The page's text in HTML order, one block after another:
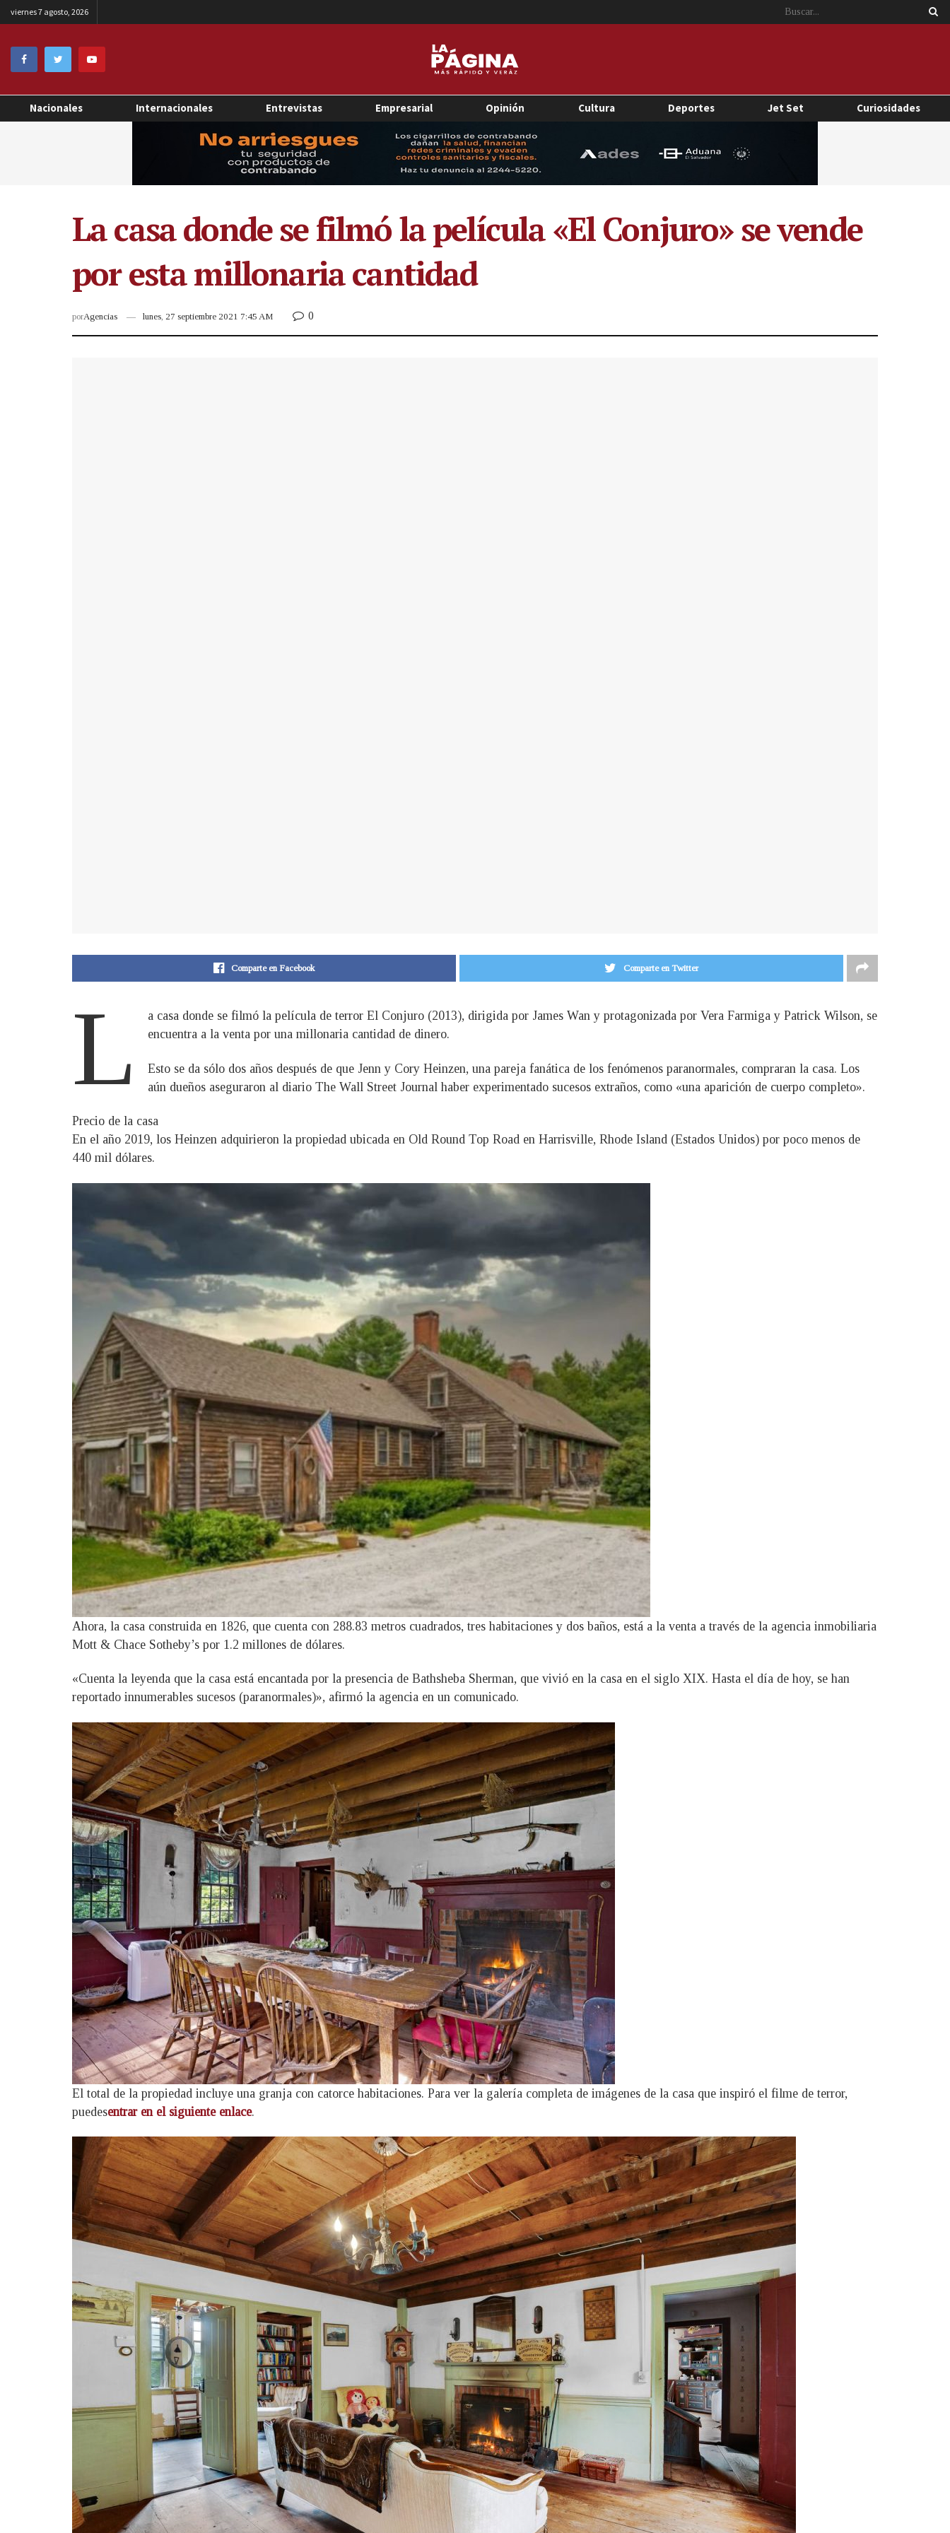
viernes 7 agosto, 2026
Nacionales Internacionales Entrevistas Empresarial Opinión Cultura Deportes Jet Set Curiosidades
La casa donde se filmó la película «El Conjuro» se vende
por esta millonaria cantidad
porAgencias lunes, 27 septiembre 2021 7:45 AM 0
Comparte en Facebook Comparte en Twitter
L
a casa donde se filmó la película de terror El Conjuro (2013), dirigida por James Wan y protagonizada por Vera Farmiga y Patrick Wilson, se
encuentra a la venta por una millonaria cantidad de dinero.
Esto se da sólo dos años después de que Jenn y Cory Heinzen, una pareja fanática de los fenómenos paranormales, compraran la casa. Los
aún dueños aseguraron al diario The Wall Street Journal haber experimentado sucesos extraños, como «una aparición de cuerpo completo».
Precio de la casa
En el año 2019, los Heinzen adquirieron la propiedad ubicada en Old Round Top Road en Harrisville, Rhode Island (Estados Unidos) por poco menos de
440 mil dólares.
Ahora, la casa construida en 1826, que cuenta con 288.83 metros cuadrados, tres habitaciones y dos baños, está a la venta a través de la agencia inmobiliaria
Mott & Chace Sotheby’s por 1.2 millones de dólares.
«Cuenta la leyenda que la casa está encantada por la presencia de Bathsheba Sherman, que vivió en la casa en el siglo XIX. Hasta el día de hoy, se han
reportado innumerables sucesos (paranormales)», afirmó la agencia en un comunicado.
El total de la propiedad incluye una granja con catorce habitaciones. Para ver la galería completa de imágenes de la casa que inspiró el filme de terror,
puedesentrar en el siguiente enlace.